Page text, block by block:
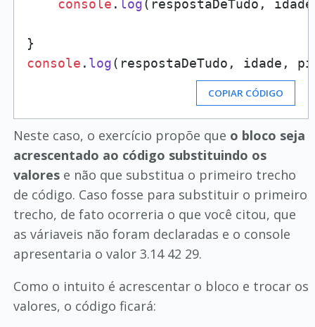
console . log(respostaDeTudo,
console . log(respostaDeTudo, idade,
COPIAR CÓDIGO
Neste caso, o exercício propõe que o bloco seja
acrescentado ao código substituindo os
valorese não que substitua o primeiro trecho
de código. Caso fosse para substituir o primeiro
trecho, de fato ocorreria o que você citou, que
as váriaveis não foram declaradas e o console
apresentaria o valor 3.14 42 29.
Como o intuito é acrescentar o bloco e trocar os
valores, o código ficará: